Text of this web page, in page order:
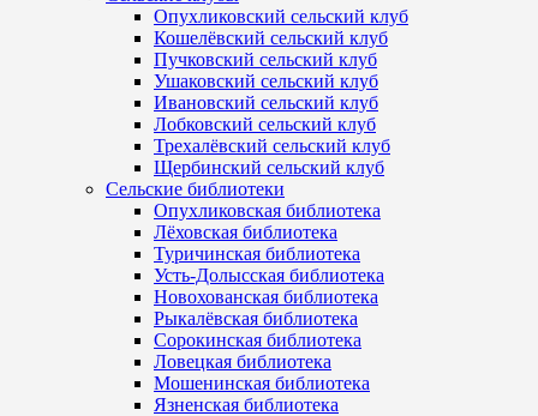
Опухликовский сельский клуб
Кошелёвский сельский клуб
Пучковский сельский клуб
Ушаковский сельский клуб
Ивановский сельский клуб
Лобковский сельский клуб
Трехалёвский сельский клуб
Щербинский сельский клуб
Сельские библиотеки
Опухликовская библиотека
Лёховская библиотека
Туричинская библиотека
Усть-Долысская библиотека
Новохованская библиотека
Рыкалёвская библиотека
Сорокинская библиотека
Ловецкая библиотека
Мошенинская библиотека
Язненская библиотека